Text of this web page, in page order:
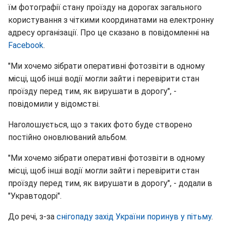
їм фотографії стану проїзду на дорогах загального
користування з чіткими координатами на електронну
адресу організації. Про це сказано в повідомленні на
Facebook.
"Ми хочемо зібрати оперативні фотозвіти в одному
місці, щоб інші водії могли зайти і перевірити стан
проїзду перед тим, як вирушати в дорогу", -
повідомили у відомстві.
Наголошується, що з таких фото буде створено
постійно оновлюваний альбом.
"Ми хочемо зібрати оперативні фотозвіти в одному
місці, щоб інші водії могли зайти і перевірити стан
проїзду перед тим, як вирушати в дорогу", - додали в
"Укравтодорі".
До речі, з-за снігопаду захід України поринув у пітьму.